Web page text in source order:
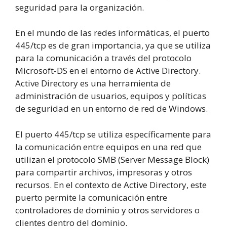
seguridad para la organización.
En el mundo de las redes informáticas, el puerto
445/tcp es de gran importancia, ya que se utiliza
para la comunicación a través del protocolo
Microsoft-DS en el entorno de Active Directory.
Active Directory es una herramienta de
administración de usuarios, equipos y políticas
de seguridad en un entorno de red de Windows.
El puerto 445/tcp se utiliza específicamente para
la comunicación entre equipos en una red que
utilizan el protocolo SMB (Server Message Block)
para compartir archivos, impresoras y otros
recursos. En el contexto de Active Directory, este
puerto permite la comunicación entre
controladores de dominio y otros servidores o
clientes dentro del dominio.